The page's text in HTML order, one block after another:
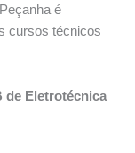
é
cursos técnicos
de Eletrotécnica